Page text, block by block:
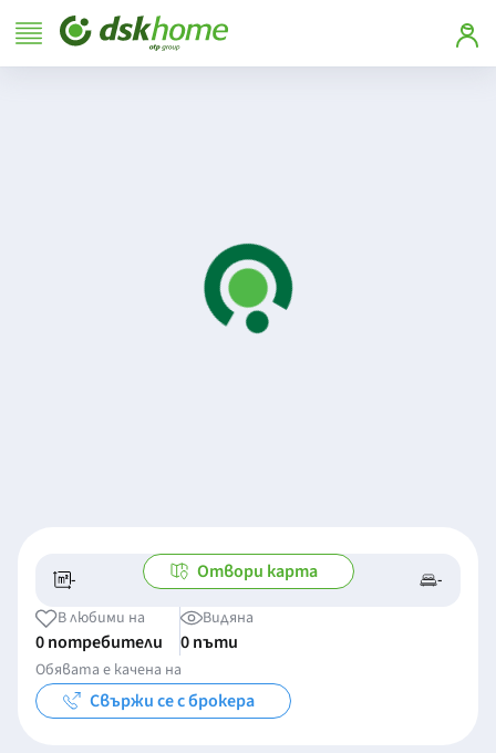
- -/- -
Отвори карта
В любими на
0 потребители
Видяна
0 пъти
Обявата е качена на
Свържи се с брокера